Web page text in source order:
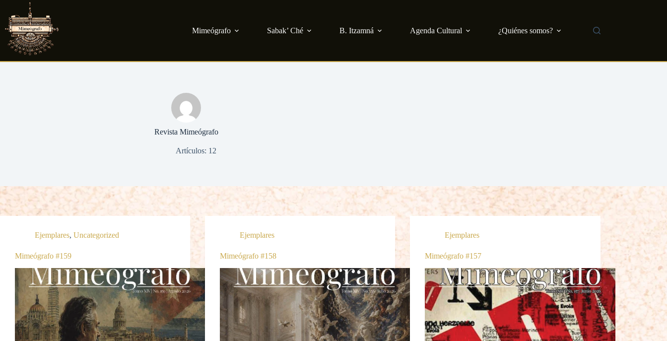
contenido
Mimeógrafo
Sabak’ Ché B. Itzamná Agenda Cultural ¿Quiénes somos?
Revista Mimeógrafo
Artículos: 12
Ejemplares, Uncategorized
Mimeógrafo #159
Ejemplares
Mimeógrafo #158
Ejemplares
Mimeógrafo #157